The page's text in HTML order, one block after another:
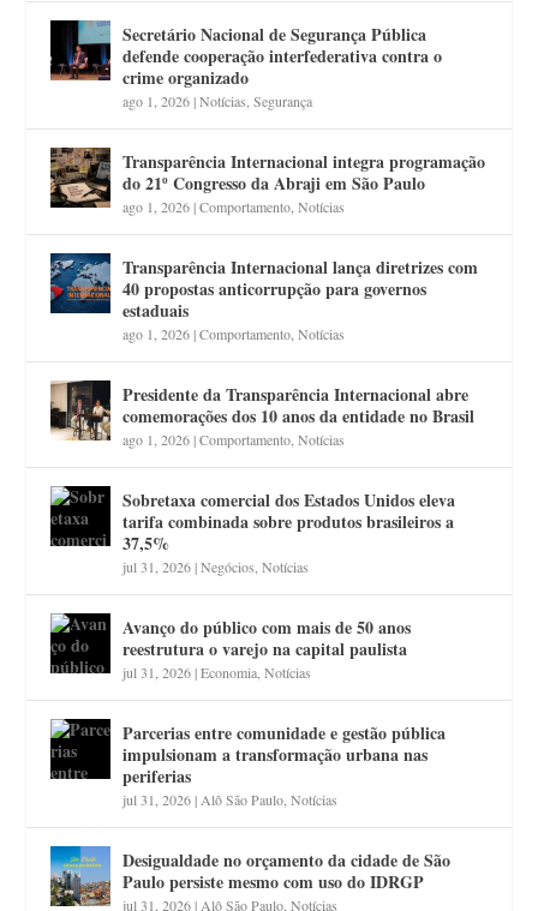
Secretário Nacional de Segurança Pública
defende cooperação interfederativa contra o
crime organizado
ago 1, 2026|Notícias ,Segurança
Transparência Internacional integra programação
do 21º Congresso da Abraji em São Paulo
ago 1, 2026|Comportamento ,Notícias
Transparência Internacional lança diretrizes com
40 propostas anticorrupção para governos
estaduais
ago 1, 2026|Comportamento ,Notícias
Presidente da Transparência Internacional abre
comemorações dos 10 anos da entidade no Brasil
ago 1, 2026|Comportamento ,Notícias
Sobretaxa comercial dos Estados Unidos eleva
tarifa combinada sobre produtos brasileiros a
37,5%
jul 31, 2026|Negócios ,Notícias
Avanço do público com mais de 50 anos
reestrutura o varejo na capital paulista
jul 31, 2026|Economia ,Notícias
Parcerias entre comunidade e gestão pública
impulsionam a transformação urbana nas
periferias
jul 31, 2026| Alô São Paulo ,Notícias
Desigualdade no orçamento da cidade de São
Paulo persiste mesmo com uso do IDRGP
jul 31, 2026| Alô São Paulo ,Notícias